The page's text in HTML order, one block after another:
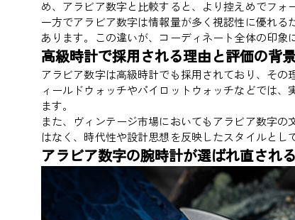
め、アラビア数字と比較すると、より控えめでフォ
一方でアラビア数字は情報量が多く視認性に優れ
あります。この違いが、コーディネート全体の印象
高級時計で採用される理由と評価の背
アラビア数字は高級時計でも採用されており、そ
ィールドウォッチやパイロットウォッチなどでは
ます。
また、ヴィンテージ市場においてもアラビア数字
はなく、時代性や設計思想を反映したスタイルとし
アラビア数字の腕時計が選ばれ直され